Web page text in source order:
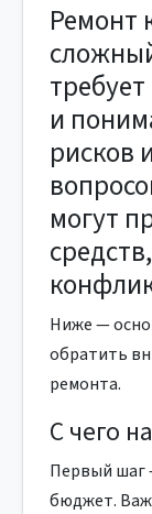
Ремонт
и
рисков
могут
Ниже —
обратить
ремонта.
С чего
Первый шаг
бюджет.